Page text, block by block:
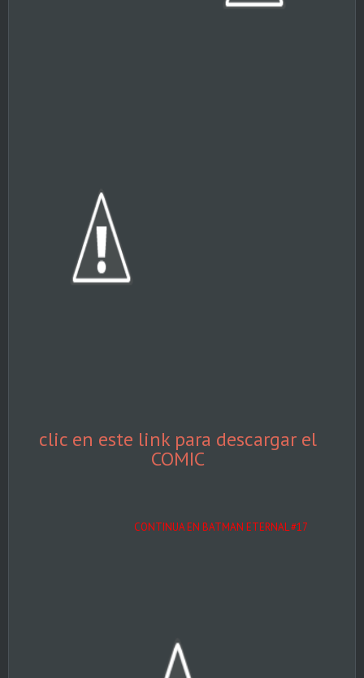
clic en este link para descargar el
COMIC
CONTINUA EN BATMAN ETERNAL #17